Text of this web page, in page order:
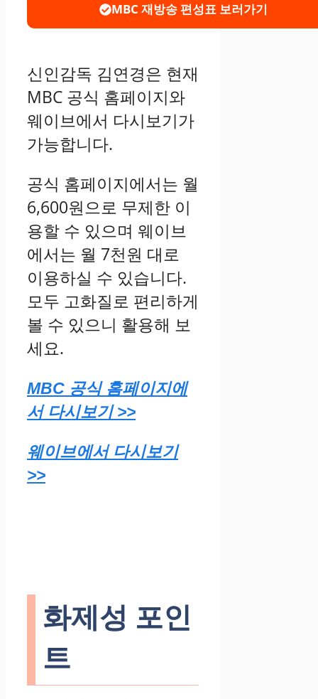
MBC 재방송 편성표 보러가기
신인감독 김연경은 현재
MBC 공식 홈페이지와
웨이브에서 다시보기가
가능합니다.
공식 홈페이지에서는 월
6,600원으로 무제한 이
용할 수 있으며 웨이브
에서는 월 7천원 대로
이용하실 수 있습니다.
모두 고화질로 편리하게
볼 수 있으니 활용해 보
세요.
MBC 공식 홈페이지에
서 다시보기 >>
웨이브에서 다시보기
>>
화제성 포인
트